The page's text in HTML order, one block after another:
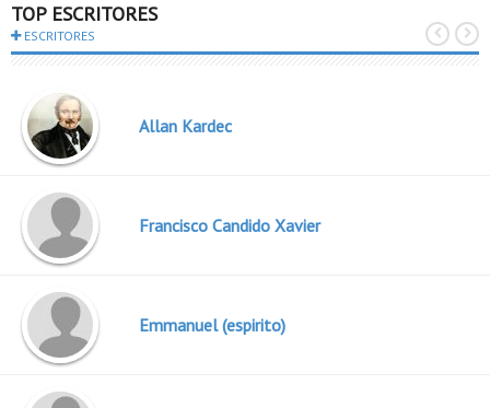
TOP ESCRITORES
ESCRITORES
Allan Kardec
Francisco Candido Xavier
Emmanuel (espirito)